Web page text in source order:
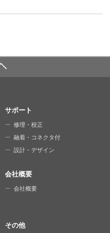
サポート
修理・校正
融着・コネクタ付
設計・デザイン
会社概要
会社概要
その他